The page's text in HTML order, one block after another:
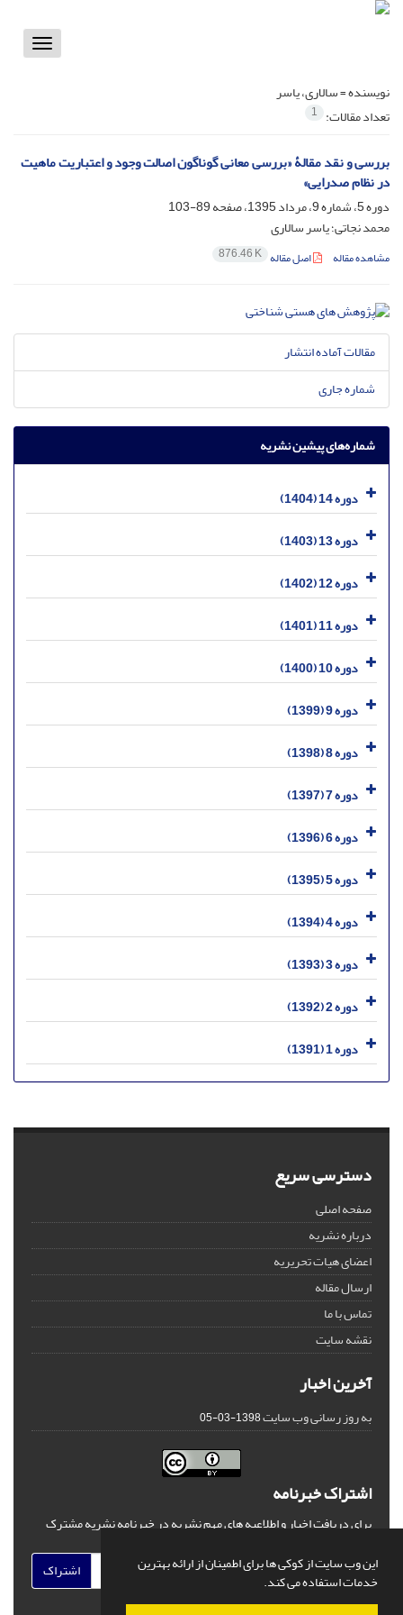
این وب سایت از کوکی ها برای اطمینان از ارائه بهترین
خدمات استفاده می کند.
Toggle
نویسنده =سالاری، یاسر
تعداد مقالات: 1
بررسی و نقد مقالۀ «بررسی معانی گوناگون اصالت وجود و اعتباریت ماهیت
در نظام صدرایی»
دوره 5، شماره 9، مرداد 1395، صفحه
89-103
محمد نجاتی؛ یاسر سالاری
مشاهده مقاله اصل مقاله 876.46 K
مقالات آماده انتشار
شماره جاری
شماره‌های پیشین نشریه
دوره 14 (1404)
دوره 13 (1403)
دوره 12 (1402)
دوره 11 (1401)
دوره 10 (1400)
دوره 9 (1399)
دوره 8 (1398)
دوره 7 (1397)
دوره 6 (1396)
دوره 5 (1395)
دوره 4 (1394)
دوره 3 (1393)
دوره 2 (1392)
دوره 1 (1391)
دسترسی سریع
صفحه اصلی
درباره نشریه
اعضای هیات تحریریه
ارسال مقاله
تماس با ما
نقشه سایت
آخرین اخبار
به روز رسانی وب سایت1398-03-05
اشتراک خبرنامه
برای دریافت اخبار و اطلاعیه های مهم نشریه در خبرنامه نشریه مشترک
اشتراک